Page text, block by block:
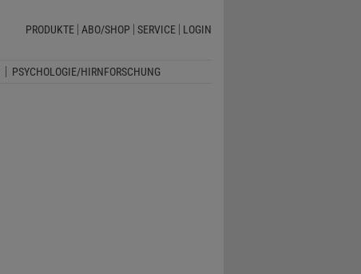
PRODUKTE ABO/SHOP SERVICE LOGIN
PSYCHOLOGIE/HIRNFORSCHUNG